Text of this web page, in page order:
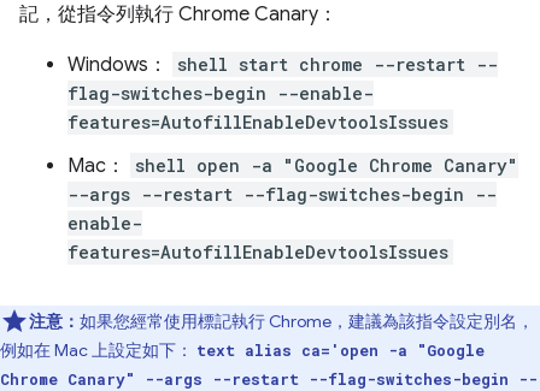
記，從指令列執行 Chrome Canary：
Windows：
shell start chrome --restart --
flag-switches-begin --enable-
features=AutofillEnableDevtoolsIssues
Mac：
shell open -a "Google Chrome Canary"
--args --restart --flag-switches-begin --
enable-
features=AutofillEnableDevtoolsIssues
注意： 如果您經常使用標記執行 Chrome，建議為該指令設定別名，
例如在 Mac 上設定如下：
text alias ca='open -a "Google
Chrome Canary" --args --restart --flag-switches-begin --